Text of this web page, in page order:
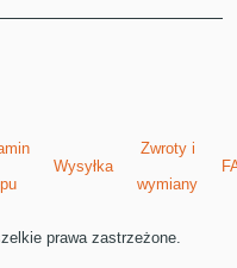
Wysyłka
Zwroty i
wymiany
prawa zastrzeżone.